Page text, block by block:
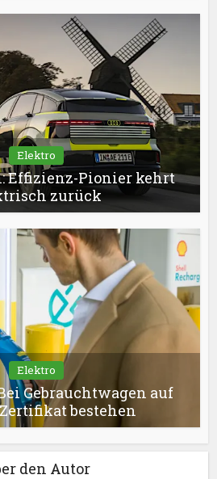
Elektro
Effizienz-Pionier kehrt
zurück
Elektro
Gebrauchtwagen auf
bestehen
den Autor